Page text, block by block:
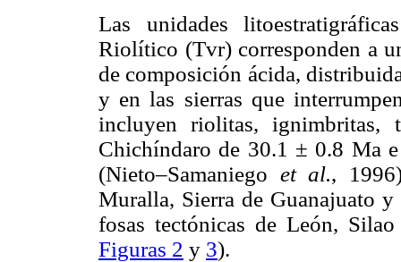
Las unidades
Riolítico (Tvr) corresponden a
de composición ácida,
y en las sierras que
incluyen riolitas,
Chichíndaro de 30.1 ± 0.8 Ma
(Nieto–Samaniego et al.,
Muralla, Sierra de Guanajuato y
fosas tectónicas de León,
Figuras 2 y 3).